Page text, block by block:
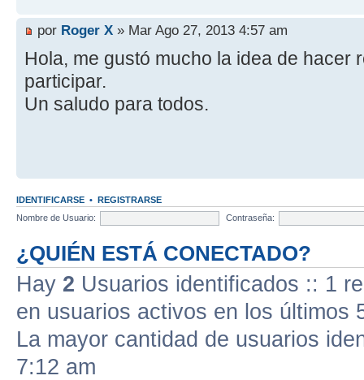
por Roger X » Mar Ago 27, 2013 4:57 am
Hola, me gustó mucho la idea de hacer
participar.
Un saludo para todos.
IDENTIFICARSE • REGISTRARSE
Nombre de Usuario:
Contraseña:
¿QUIÉN ESTÁ CONECTADO?
Hay 2 Usuarios identificados :: 1
en usuarios activos en los últimos
La mayor cantidad de usuarios
7:12 am